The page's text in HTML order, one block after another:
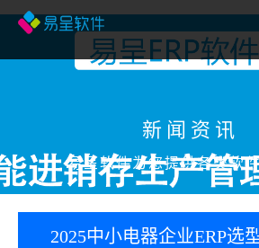
新闻资讯
易呈软件为您提供各类软
2025中小电器企业ERP选